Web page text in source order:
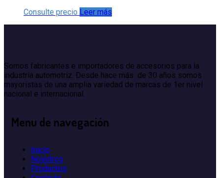
Consulte precio Leer más
Somos fabricantes e importadores de accesorios para la
industria automotriz. Desde hace más de 30 años somos
mayoristas de una amplia variedad de marcas de 1er nivel
nacional e internacional.
Menu de navegación
Inicio
Nosotros
Productos